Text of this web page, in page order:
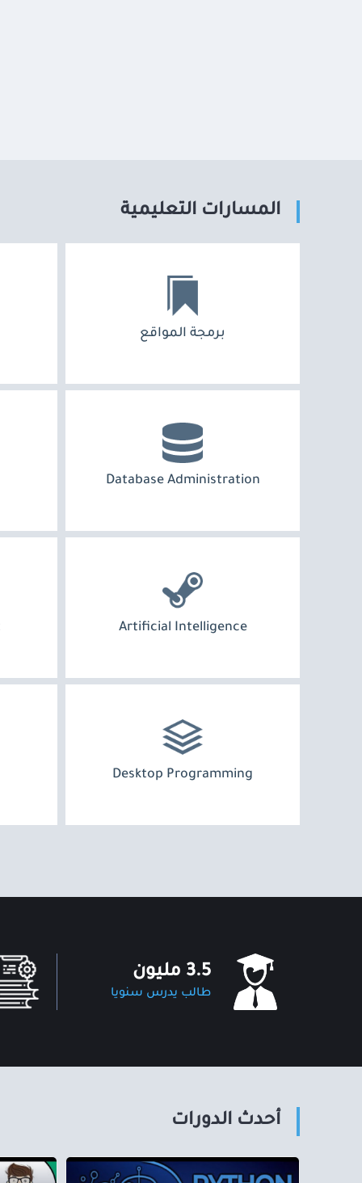
المسارات التعليمية
برمجة المواقع
Database Administration
Artificial Intelligence
Desktop Programming
3.5 مليون
طالب يدرس سنويا
أحدث الدورات